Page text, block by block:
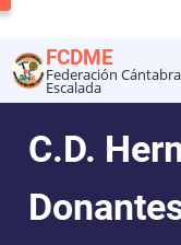
al
contenido
principal
FCDME
Federación
Escalada
C.D.